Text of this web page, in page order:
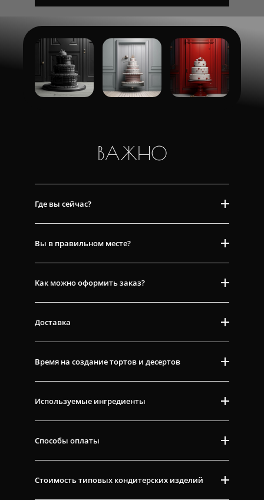
ВАЖНО
Где вы сейчас?
Вы в правильном месте?
Как можно оформить заказ?
Доставка
Время на создание тортов и десертов
Используемые ингредиенты
Способы оплаты
Стоимость типовых кондитерских изделий